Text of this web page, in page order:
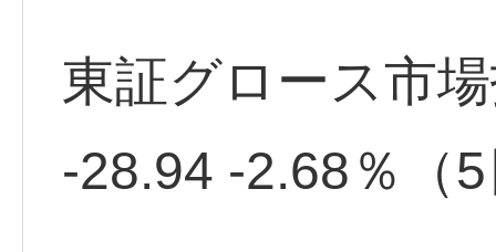
東証グロース市
-28.94 -2.68％（